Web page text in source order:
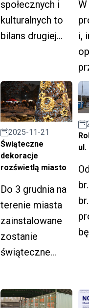
społecznych i
kulturalnych to
bilans drugiej
Lokalnej 2025.
i,
2025-11-21
Świąteczne
dekoracje
rozświetlą miasto
Do 3 grudnia na
terenie miasta
zainstalowane
zostanie
świąteczne
placu Jana
ul.